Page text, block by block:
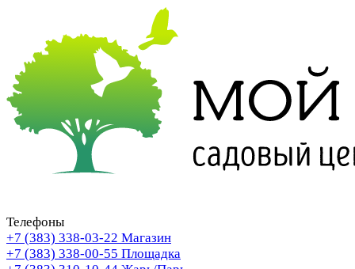
Телефоны
+7 (383) 338-03-22 Магазин
+7 (383) 338-00-55 Площадка